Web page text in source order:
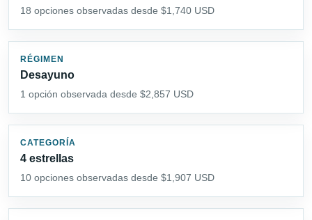
18 opciones observadas desde $1,740 USD
RÉGIMEN
Desayuno
1 opción observada desde $2,857 USD
CATEGORÍA
4 estrellas
10 opciones observadas desde $1,907 USD